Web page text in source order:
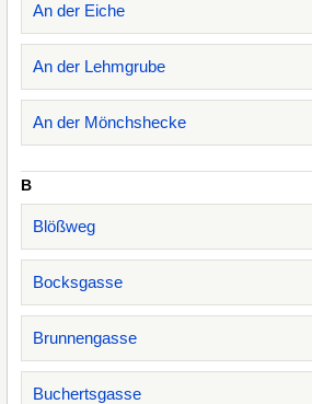
An der Eiche
An der Lehmgrube
An der Mönchshecke
B
Blößweg
Bocksgasse
Brunnengasse
Buchertsgasse